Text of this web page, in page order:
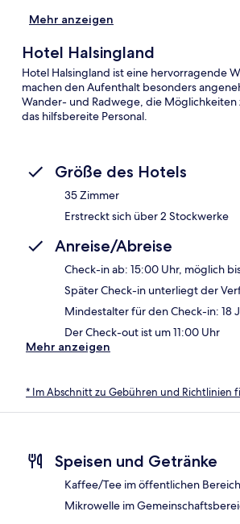
Mehr anzeigen
Hotel Halsingland
Hotel Halsingland ist eine hervorragende
machen den Aufenthalt besonders
Wander- und Radwege, die
das hilfsbereite Personal.
Größe des Hotels
35 Zimmer
Erstreckt sich über 2 Stockwerke
Anreise/Abreise
Check-in ab: 15:00 Uhr, möglich
Später Check-in unterliegt der
Mindestalter für den Check-in: 18
Der Check-out ist um 11:00 Uhr
Mehr anzeigen
* Im Abschnitt zu Gebühren und Richtlinien
Speisen und Getränke
Kaffee/Tee im öffentlichen Bereich
Mikrowelle im